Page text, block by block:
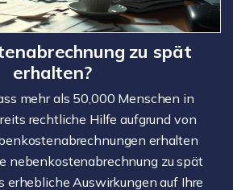
zu spät
erhalten?
mehr als 50,000 Menschen in
rechtliche Hilfe aufgrund von
erhalten
nebenkostenabrechnung zu spät
erhebliche Auswirkungen auf Ihre